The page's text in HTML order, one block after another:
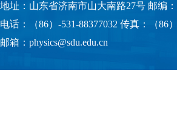
地址：山东省济南市山大南路27号 邮编：
电话：（86）-531-88377032 传真：（86
邮箱：physics@sdu.edu.cn